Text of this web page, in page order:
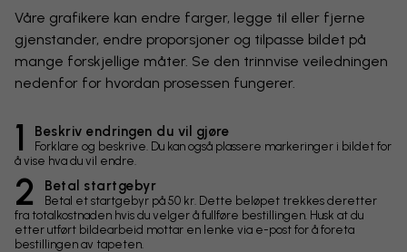
Våre grafikere kan endre farger, legge til eller fjerne
gjenstander, endre proporsjoner og tilpasse bildet på
mange forskjellige måter. Se den trinnvise veiledningen
nedenfor for hvordan prosessen fungerer.
1 Beskriv endringen du vil gjøre
Forklare og beskrive. Du kan også plassere markeringer i bildet for
å vise hva du vil endre.
2 Betal startgebyr
Betal et startgebyr på 50 kr. Dette beløpet trekkes deretter
fra totalkostnaden hvis du velger å fullføre bestillingen. Husk at du
etter utført bildearbeid mottar en lenke via e-post for å foreta
bestillingen av tapeten.